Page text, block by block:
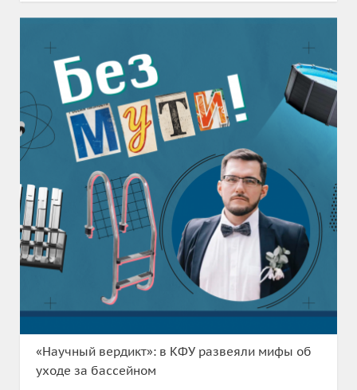
«Научный вердикт»: в КФУ развеяли мифы об
уходе за бассейном